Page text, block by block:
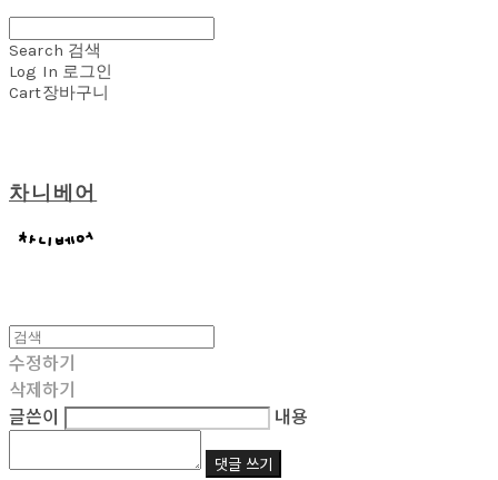
Search 검색
Log In 로그인
Cart장바구니
차니베어
수정하기
삭제하기
글쓴이
내용
댓글 쓰기